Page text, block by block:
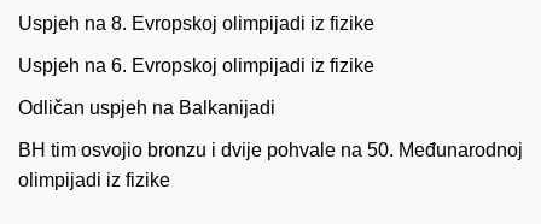
Uspjeh na 8. Evropskoj olimpijadi iz fizike
Uspjeh na 6. Evropskoj olimpijadi iz fizike
Odličan uspjeh na Balkanijadi
BH tim osvojio bronzu i dvije pohvale na 50. Međunarodnoj
olimpijadi iz fizike